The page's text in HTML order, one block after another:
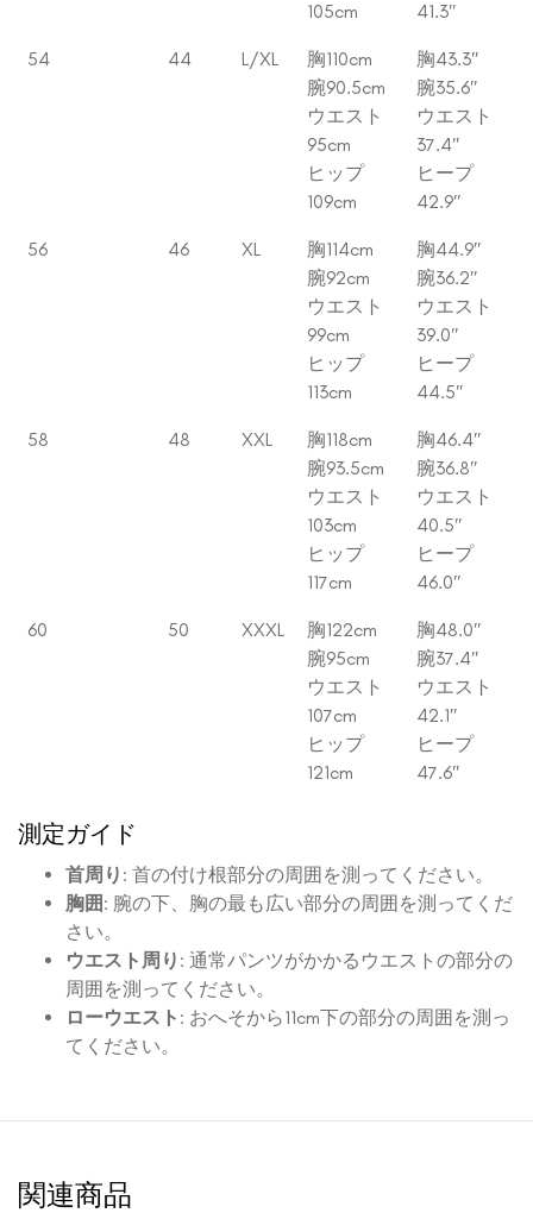
105cm
41.3″
54 44 L/XL
胸110cm
腕90.5cm
ウエスト
95cm
ヒップ
109cm
胸43.3″
腕35.6″
ウエスト
37.4″
ヒープ
42.9″
56 46 XL
胸114cm
腕92cm
ウエスト
99cm
ヒップ
113cm
胸44.9″
腕36.2″
ウエスト
39.0″
ヒープ
44.5″
58 48 XXL
胸118cm
腕93.5cm
ウエスト
103cm
ヒップ
117cm
胸46.4″
腕36.8″
ウエスト
40.5″
ヒープ
46.0″
60 50 XXXL
胸122cm
腕95cm
ウエスト
107cm
ヒップ
121cm
胸48.0″
腕37.4″
ウエスト
42.1″
ヒープ
47.6″
測定ガイド
首周り : 首の付け根部分の周囲を測ってください。
胸囲: 腕の下、胸の最も広い部分の周囲を測ってくだ
さい。
ウエスト周り : 通常パンツがかかるウエストの部分の
周囲を測ってください。
ローウエスト : おへそから11cm下の部分の周囲を測っ
てください。
関連商品